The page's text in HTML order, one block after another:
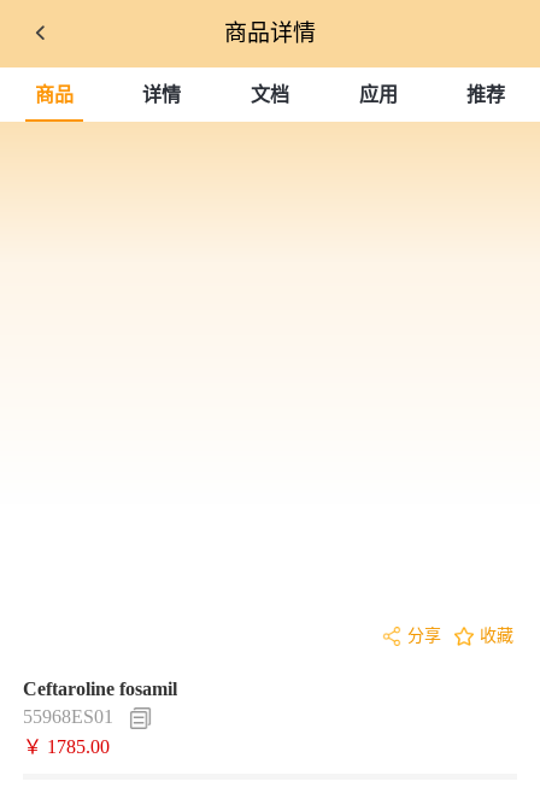
商品详情
商品 详情 文档 应用 推荐
分享 收藏
Ceftaroline fosamil
55968ES01
￥ 1785.00